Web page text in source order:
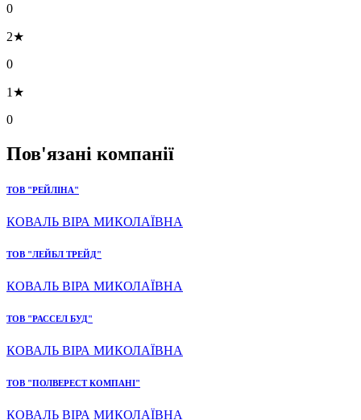
0
2★
0
1★
0
Пов'язані компанії
ТОВ "РЕЙЛІНА"
КОВАЛЬ ВІРА МИКОЛАЇВНА
ТОВ "ЛЕЙБЛ ТРЕЙД"
КОВАЛЬ ВІРА МИКОЛАЇВНА
ТОВ "РАССЕЛ БУД"
КОВАЛЬ ВІРА МИКОЛАЇВНА
ТОВ "ПОЛВЕРЕСТ КОМПАНІ"
КОВАЛЬ ВІРА МИКОЛАЇВНА